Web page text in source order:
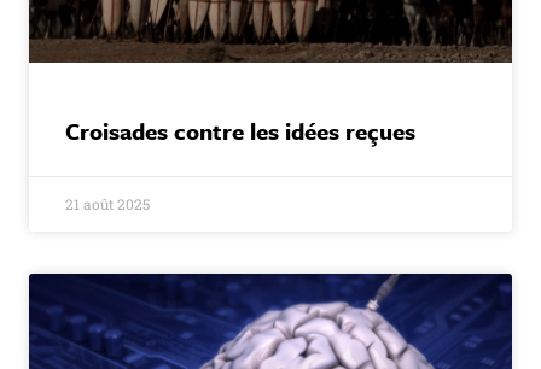
Croisades contre les idées reçues
21 août 2025